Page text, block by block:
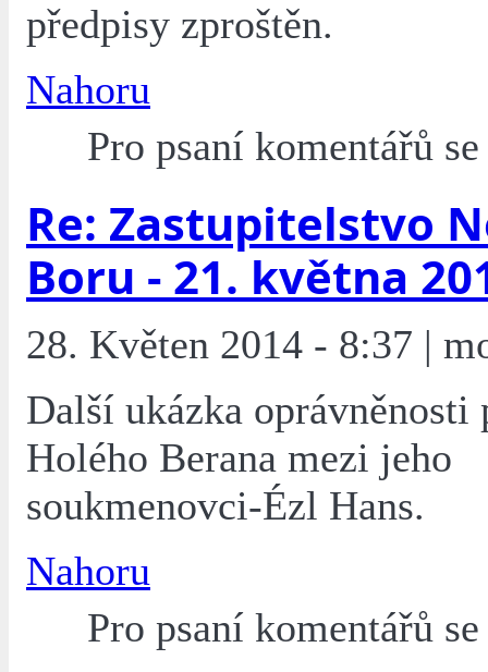
předpisy zproštěn.
Nahoru
Pro psaní komentářů
Re: Zastupitelstvo
Boru - 21. května
28. Květen 2014 - 8:37 |
Další ukázka oprávněnosti
Holého Berana mezi jeho
soukmenovci-Ézl Hans.
Nahoru
Pro psaní komentářů